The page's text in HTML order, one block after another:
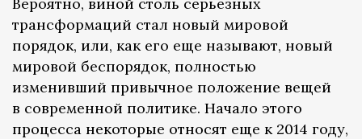
трансформаций стал новый мировой
порядок, или, как его еще называют, новый
мировой беспорядок, полностью
изменивший привычное положение вещей
в современной политике. Начало этого
процесса некоторые относят еще к 2014 году,